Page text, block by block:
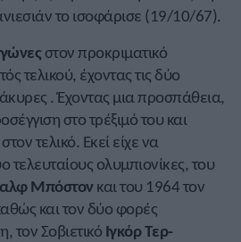
το ισοφάρισε (19/10/67).
στον προκριματικό
τελικού, έχοντας τις δύο
. Έχοντας μια προσπάθεια,
στο τρέξιμό του και
τελικό. Εκεί είχε να
τελευταίους ολυμπιονίκες, του
Μπόστονκαι του 1964 τον
και τον δύο φορές
τον Σοβιετικό Ιγκόρ Τερ-